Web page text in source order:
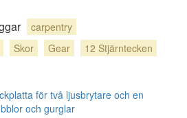
carpentry
Skor Gear
12 Stjärntecken
för två ljusbrytare och en
och gurglar